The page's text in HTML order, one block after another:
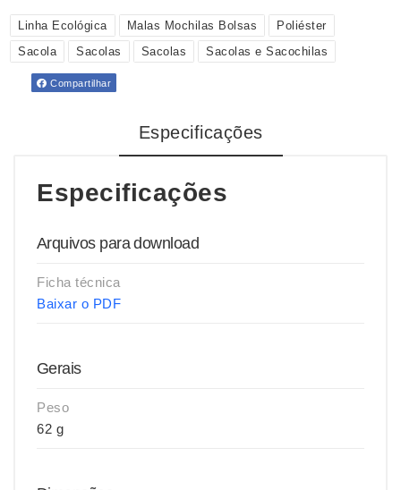
Linha Ecológica Malas Mochilas Bolsas
Poliéster
Sacola
Sacolas Sacolas Sacolas e Sacochilas
Compartilhar
Especificações
Especificações
Arquivos para download
Ficha técnica
Baixar o PDF
Gerais
Peso
62 g